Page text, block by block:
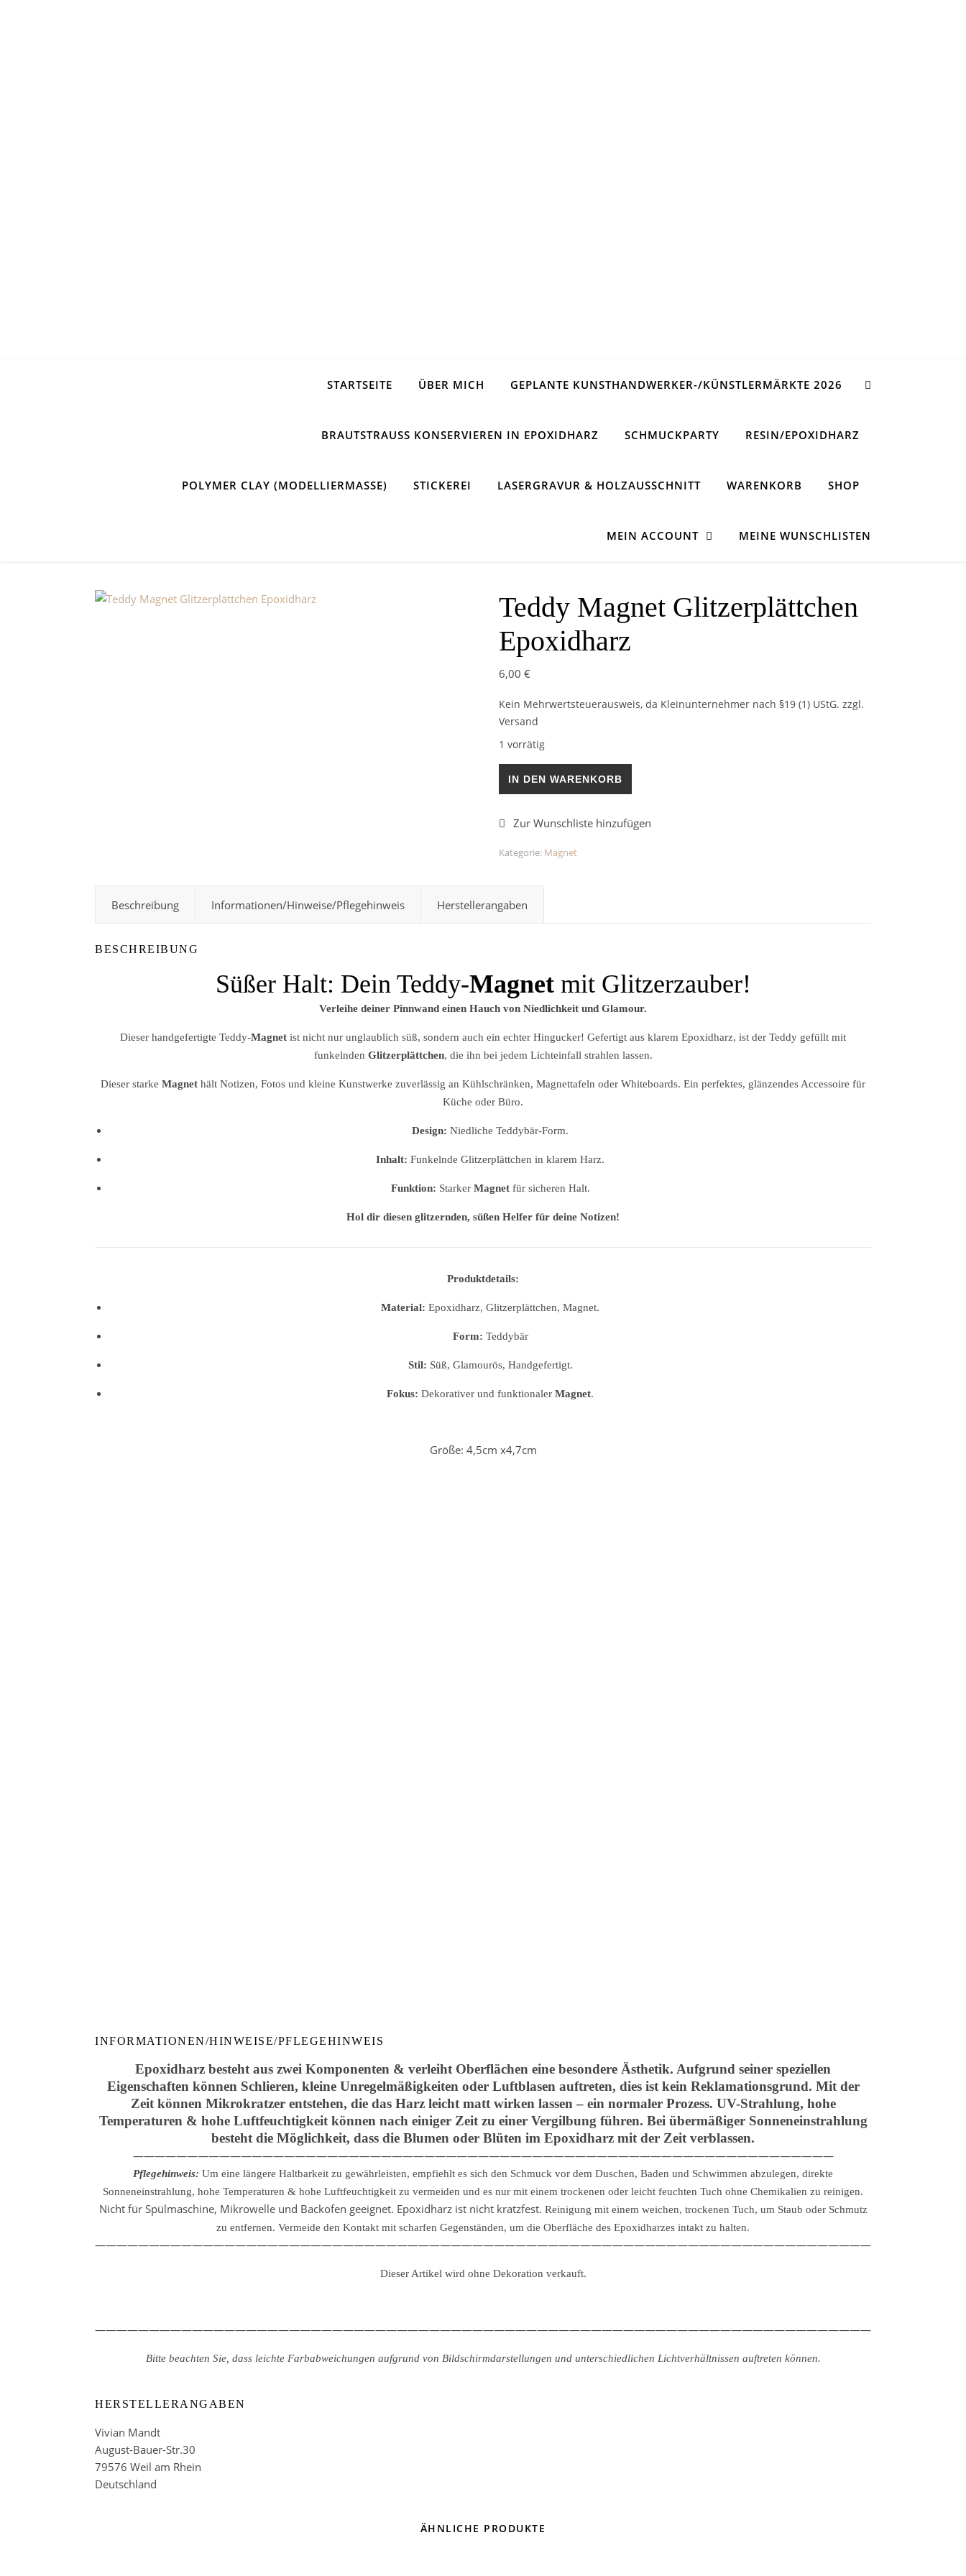
STARTSEITE ÜBER MICH GEPLANTE KUNSTHANDWERKER-/KÜNSTLERMÄRKTE 2026
BRAUTSTRAUSS KONSERVIEREN IN EPOXIDHARZ SCHMUCKPARTY RESIN/EPOXIDHARZ
POLYMER CLAY (MODELLIERMASSE) STICKEREI LASERGRAVUR & HOLZAUSSCHNITT WARENKORB SHOP
MEIN ACCOUNT MEINE WUNSCHLISTEN
Teddy Magnet Glitzerplättchen
Epoxidharz
6,00 €
Kein Mehrwertsteuerausweis, da Kleinunternehmer nach §19 (1) UStG. zzgl.
Versand
1 vorrätig
Teddy Magnet Glitzerplättchen Epoxidharz Menge
IN DEN WARENKORB
Kategorie: Magnet
Beschreibung Informationen/Hinweise/Pflegehinweis Herstellerangaben
BESCHREIBUNG
Süßer Halt: Dein Teddy-Magnetmit Glitzerzauber!
Verleihe deiner Pinnwand einen Hauch von Niedlichkeit und Glamour.
Dieser handgefertigte Teddy-Magnet ist nicht nur unglaublich süß, sondern auch ein echter Hingucker! Gefertigt aus klarem Epoxidharz, ist der Teddy gefüllt mit
funkelnden Glitzerplättchen, die ihn bei jedem Lichteinfall strahlen lassen.
Dieser starke Magnet hält Notizen, Fotos und kleine Kunstwerke zuverlässig an Kühlschränken, Magnettafeln oder Whiteboards. Ein perfektes, glänzendes Accessoire für
Küche oder Büro.
Design: Niedliche Teddybär-Form.
Inhalt: Funkelnde Glitzerplättchen in klarem Harz.
Funktion: Starker Magnetfür sicheren Halt.
Hol dir diesen glitzernden, süßen Helfer für deine Notizen!
Produktdetails:
Material: Epoxidharz, Glitzerplättchen, Magnet.
Form: Teddybär
Stil: Süß, Glamourös, Handgefertigt.
Fokus: Dekorativer und funktionaler Magnet.
Größe: 4,5cm x4,7cm
INFORMATIONEN/HINWEISE/PFLEGEHINWEIS
Epoxidharz besteht aus zwei Komponenten & verleiht Oberflächen eine besondere Ästhetik. Aufgrund seiner speziellen
Eigenschaften können Schlieren, kleine Unregelmäßigkeiten oder Luftblasen auftreten, dies ist kein Reklamationsgrund. Mit der
Zeit können Mikrokratzer entstehen, die das Harz leicht matt wirken lassen – ein normaler Prozess. UV-Strahlung, hohe
Temperaturen & hohe Luftfeuchtigkeit können nach einiger Zeit zu einer Vergilbung führen. Bei übermäßiger Sonneneinstrahlung
besteht die Möglichkeit, dass die Blumen oder Blüten im Epoxidharz mit der Zeit verblassen.
—————————————————————————————————————————————————————————————————
Pflegehinweis: Um eine längere Haltbarkeit zu gewährleisten, empfiehlt es sich den Schmuck vor dem Duschen, Baden und Schwimmen abzulegen, direkte
Sonneneinstrahlung, hohe Temperaturen & hohe Luftfeuchtigkeit zu vermeiden und es nur mit einem trockenen oder leicht feuchten Tuch ohne Chemikalien zu reinigen.
Nicht für Spülmaschine, Mikrowelle und Backofen geeignet. Epoxidharz ist nicht kratzfest. Reinigung mit einem weichen, trockenen Tuch, um Staub oder Schmutz
zu entfernen. Vermeide den Kontakt mit scharfen Gegenständen, um die Oberfläche des Epoxidharzes intakt zu halten.
————————————————————————————————————————————————————————————————————————
Dieser Artikel wird ohne Dekoration verkauft.
————————————————————————————————————————————————————————————————————————
Bitte beachten Sie, dass leichte Farbabweichungen aufgrund von Bildschirmdarstellungen und unterschiedlichen Lichtverhältnissen auftreten können.
HERSTELLERANGABEN
Vivian Mandt
August-Bauer-Str.30
79576 Weil am Rhein
Deutschland
ÄHNLICHE PRODUKTE